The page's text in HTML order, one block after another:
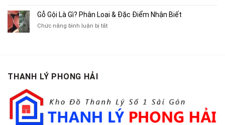
Cũ
TP.HCM
Tạp
Chí
Bán
Áo
Chít
Là
Gỗ Gội Là Gì? Phân Loại & Đặc Điểm Nhận Biết
Chức năng bình luận bị tắtở
Điểm
Nhận
Biết
THANH LÝ PHONG HẢI